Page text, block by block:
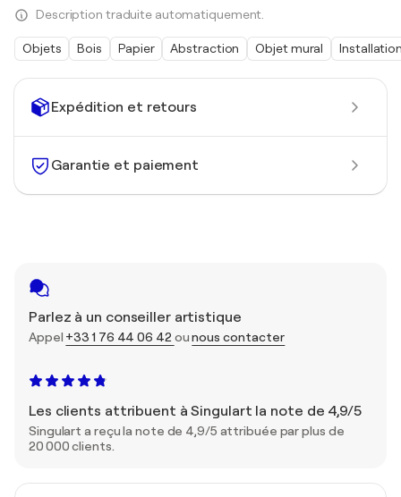
Expédition et retours
Garantie et paiement
Parlez à un conseiller artistique
Appel +33 1 76 44 06 42 ounous contacter
Les clients attribuent à Singulart la note de 4,9/5
Singulart a reçu la note de 4,9/5 attribuée par plus de
20 000 clients.
Description traduite automatiquement.
Objets Bois Papier Abstraction Objet mural